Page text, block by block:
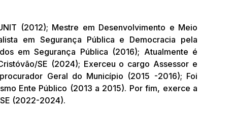
(2012); Mestre em Desenvolvimento e Meio
em Segurança Pública e Democracia pela
em Segurança Pública (2016); Atualmente é
SE (2024); Exerceu o cargo Assessor e
Geral do Município (2015 -2016); Foi
Ente Público (2013 a 2015). Por fim, exerce a
(2022-2024).